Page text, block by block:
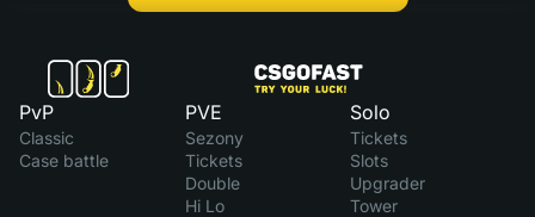
PvP
Classic
Case battle
PVE
Sezony
Tickets
Double
Hi Lo
Solo
Tickets
Slots
Upgrader
Tower